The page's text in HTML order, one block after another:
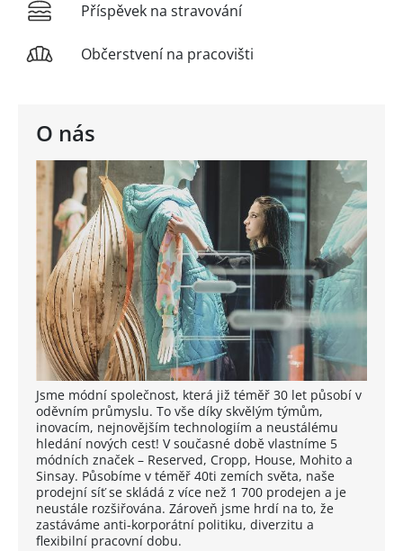
O nás
Jsme módní společnost, která již téměř 30 let působí v
oděvním průmyslu. To vše díky skvělým týmům,
inovacím, nejnovějším technologiím a neustálému
hledání nových cest! V současné době vlastníme 5
módních značek – Reserved, Cropp, House, Mohito a
Sinsay. Působíme v téměř 40ti zemích světa, naše
prodejní síť se skládá z více než 1 700 prodejen a je
neustále rozšiřována. Zároveň jsme hrdí na to, že
zastáváme anti-korporátní politiku, diverzitu a
flexibilní pracovní dobu.
Příspěvek na stravování
Občerstvení na pracovišti